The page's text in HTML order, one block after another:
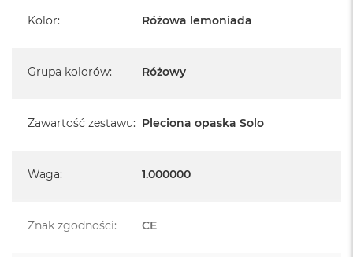
Kolor: Różowa lemoniada
Grupa kolorów: Różowy
Zawartość zestawu: Pleciona opaska Solo
Waga: 1.000000
Znak zgodności: CE